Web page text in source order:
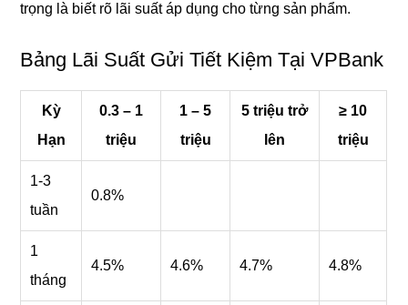
trọng là biết rõ lãi suất áp dụng cho từng sản phẩm.
Bảng Lãi Suất Gửi Tiết Kiệm Tại VPBank
Kỳ
Hạn
0.3 – 1
triệu
1 – 5
triệu
5 triệu trở
lên
≥ 10
triệu
1-3
tuần
0.8%
1
tháng
4.5% 4.6% 4.7% 4.8%